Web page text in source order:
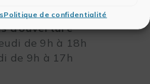
Politique de confidentialité
d’ouverture
de 9h à 18h
de 9h à 17h